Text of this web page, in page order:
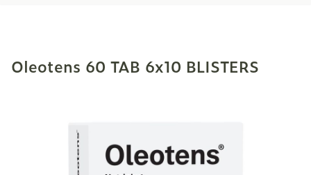
Oleotens 60 TAB 6x10 BLISTERS